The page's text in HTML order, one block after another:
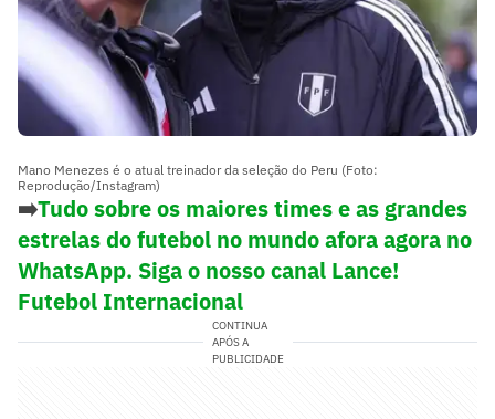
Mano Menezes é o atual treinador da seleção do Peru (Foto:
Reprodução/Instagram)
➡️Tudo sobre os maiores times e as grandes
estrelas do futebol no mundo afora agora no
WhatsApp. Siga o nosso canal Lance!
Futebol Internacional
CONTINUA
APÓS A
PUBLICIDADE